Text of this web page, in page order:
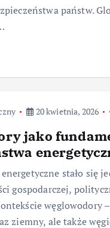
państw.
20 kwietnia, 2026
jako
stało się
gospodarczej,
węglowodory
ziemny, ale także